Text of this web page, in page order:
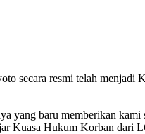
secara resmi telah menjadi
yang baru memberikan
Kuasa Hukum Korban dari